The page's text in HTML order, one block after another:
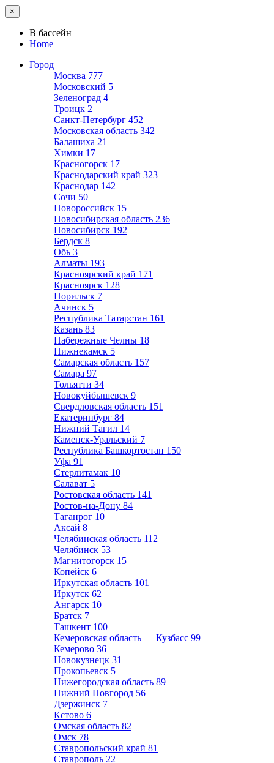
×
В бассейн
Home
Город
Москва 777
Московский 5
Зеленоград 4
Троицк 2
Санкт-Петербург 452
Московская область 342
Балашиха 21
Химки 17
Красногорск 17
Краснодарский край 323
Краснодар 142
Сочи 50
Новороссийск 15
Новосибирская область 236
Новосибирск 192
Бердск 8
Обь 3
Алматы 193
Красноярский край 171
Красноярск 128
Норильск 7
Ачинск 5
Республика Татарстан 161
Казань 83
Набережные Челны 18
Нижнекамск 5
Самарская область 157
Самара 97
Тольятти 34
Новокуйбышевск 9
Свердловская область 151
Екатеринбург 84
Нижний Тагил 14
Каменск-Уральский 7
Республика Башкортостан 150
Уфа 91
Стерлитамак 10
Салават 5
Ростовская область 141
Ростов-на-Дону 84
Таганрог 10
Аксай 8
Челябинская область 112
Челябинск 53
Магнитогорск 15
Копейск 6
Иркутская область 101
Иркутск 62
Ангарск 10
Братск 7
Ташкент 100
Кемеровская область — Кузбасс 99
Кемерово 36
Новокузнецк 31
Прокопьевск 5
Нижегородская область 89
Нижний Новгород 56
Дзержинск 7
Кстово 6
Омская область 82
Омск 78
Ставропольский край 81
Ставрополь 22